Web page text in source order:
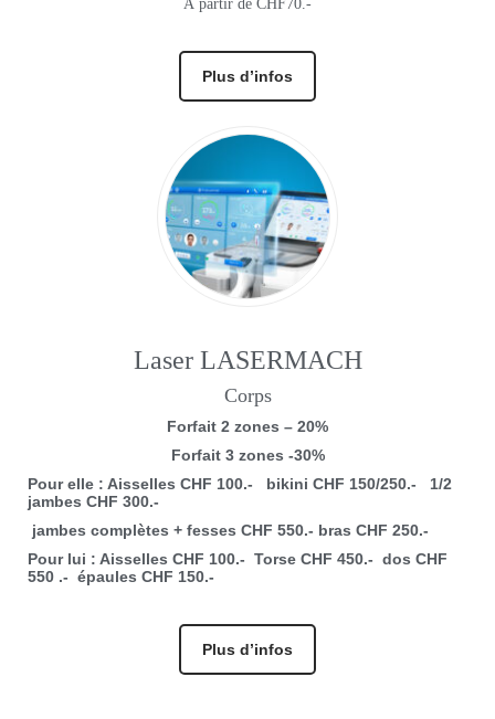
À partir de CHF70.-
Plus d’infos
Laser LASERMACH
Corps
Forfait 2 zones – 20%
Forfait 3 zones -30%
Pour elle : Aisselles CHF 100.- bikini CHF 150/250.-
1/2
jambes CHF 300.-
jambes complètes + fesses CHF 550.- bras CHF 250.-
Pour lui : Aisselles CHF 100.- Torse CHF 450.- dos CHF
550 .- épaules CHF 150.-
Plus d’infos